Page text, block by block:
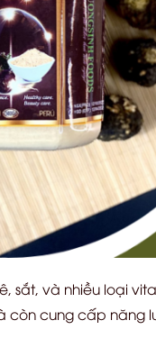
và nhiều loại
còn cung cấp năng